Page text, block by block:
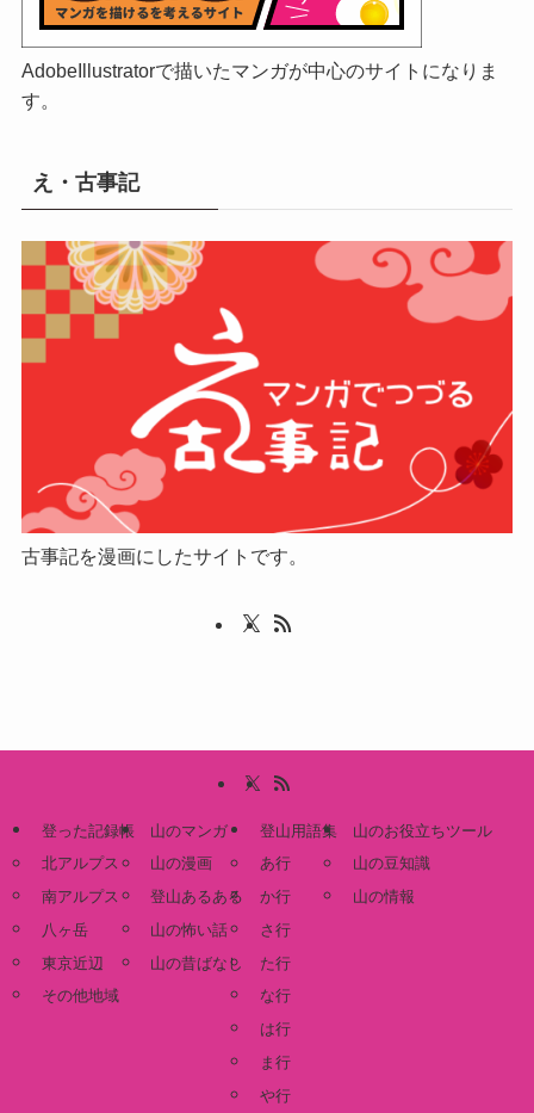
AdobeIllustratorで描いたマンガが中心のサイトになりま
す。
え・古事記
古事記を漫画にしたサイトです。
登った記録帳
北アルプス
南アルプス
八ヶ岳
東京近辺
その他地域
山のマンガ
山の漫画
登山あるある
山の怖い話
山の昔ばなし
登山用語集
あ行
か行
さ行
た行
な行
は行
ま行
や行
山のお役立ちツール
山の豆知識
山の情報